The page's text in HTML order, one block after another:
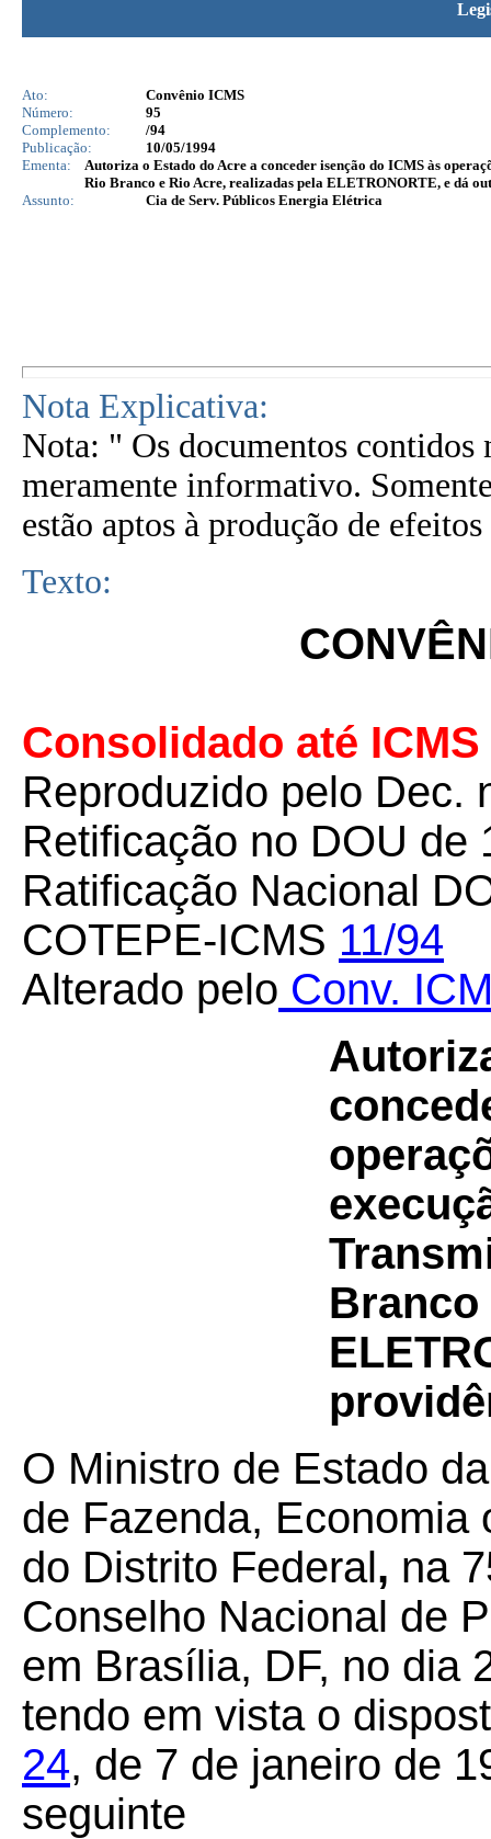
Ato:
Convênio ICMS
Número:
95
Complemento:
/94
Publicação:
10/05/1994
Ementa:
Autoriza o Estado do Acre a conceder isenção do ICMS às
Rio Branco e Rio Acre, realizadas pela ELETRONORTE, e dá
Assunto:
Cia de Serv. Públicos Energia Elétrica
Nota Explicativa:
Nota: " Os documentos contidos
meramente informativo.
estão aptos à produção de
Texto:
Consolidado até ICMS
Reproduzido pelo Dec.
Retificação no DOU de
Ratificação Nacional
COTEPE-ICMS 11/94
Alterado pelo Conv.
Branco
O Ministro de Estado
de Fazenda, Economia
do Distrito Federal, na
Conselho Nacional de
em Brasília, DF, no dia
tendo em vista o
24, de 7 de janeiro de
seguinte